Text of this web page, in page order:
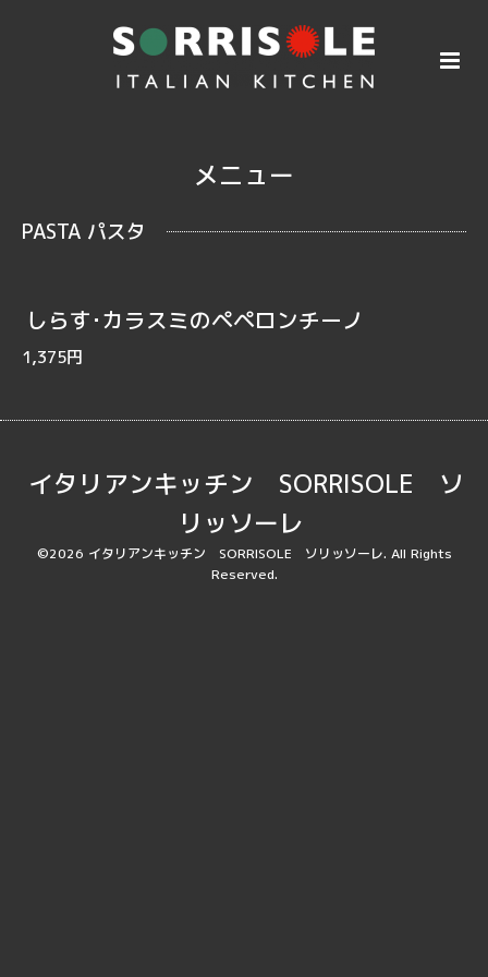
メニュー
PASTA パスタ
しらす･カラスミのペペロンチーノ
1,375円
イタリアンキッチン SORRISOLE ソ
リッソーレ
©2026 イタリアンキッチン SORRISOLE ソリッソーレ. All Rights
Reserved.